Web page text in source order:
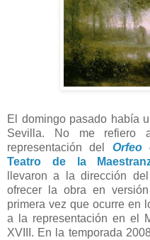
El domingo pasado había
Sevilla. No me refiero
representación del Orfeo
Teatro de la
llevaron a la dirección
ofrecer la obra en
primera vez que ocurre en
a la representación en el
XVIII. En la temporada